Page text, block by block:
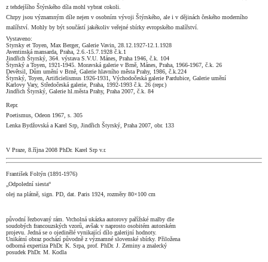
z tehdejšího Štýrského díla mohl vybrat cokoli.
Chrpy jsou významným díle nejen v osobním vývoji Štýrského, ale i v dějinách českého moderního
malířství. Mohly by být součástí jakékoliv veřejné sbírky evropského malířství.
Vystaveno:
Styrsky et Toyen, Max Berger, Galerie Vavin, 28.12.1927-12.1.1928
Aventinská mansarda, Praha, 2.6.-15.7.1928 č.k.1
Jindřich Štyrský, 364. výstava S.V.U. Mánes, Praha 1946, č.k. 104
Štyrský a Toyen, 1921-1945. Moravská galerie v Brně, Mánes, Praha, 1966-1967, č.k. 26
Devětsil, Dům umění v Brně, Galerie hlavního města Prahy, 1986, č.k.224
Štyrský, Toyen, Artificielismus 1926-1931, Východočeská galerie Pardubice, Galerie umění
Karlovy Vary, Středočeská galerie, Praha, 1992-1993 č.k. 26 (repr.)
Jindřich Štyrský, Galerie hl.města Prahy, Praha 2007, č.k. 84
Repr.
Poetismus, Odeon 1967, s. 305
Lenka Bydžovská a Karel Srp, Jindřich Štyrský, Praha 2007, obr. 133
V Praze, 8.října 2008 PhDr. Karel Srp v.r.
František Foltýn (1891-1976)
„Odpolední siesta“
olej na plátně, sign. PD, dat. Paris 1924, rozměry 80×100 cm
původní řezbovaný rám. Vrcholná ukázka autorovy pařížské malby dle
soudobých francouzských vzorů, avšak v naprosto osobitém autorském
projevu. Jedná se o ojedinělé vynikající dílo galerijní hodnoty.
Unikátní obraz pochází původně z významné slovenské sbírky. Přiložena
odborná expertiza PhDr. K. Srpa, prof. PhDr. J. Zeminy a znalecký
posudek PhDr. M. Kodla